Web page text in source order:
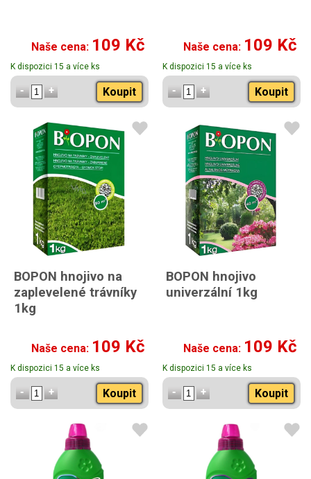
Naše cena: 109 Kč
K dispozici 15 a více ks
Koupit
Naše cena: 109 Kč
K dispozici 15 a více ks
Koupit
BOPON hnojivo na
zaplevelené trávníky
1kg
Naše cena: 109 Kč
K dispozici 15 a více ks
Koupit
BOPON hnojivo
univerzální 1kg
Naše cena: 109 Kč
K dispozici 15 a více ks
Koupit